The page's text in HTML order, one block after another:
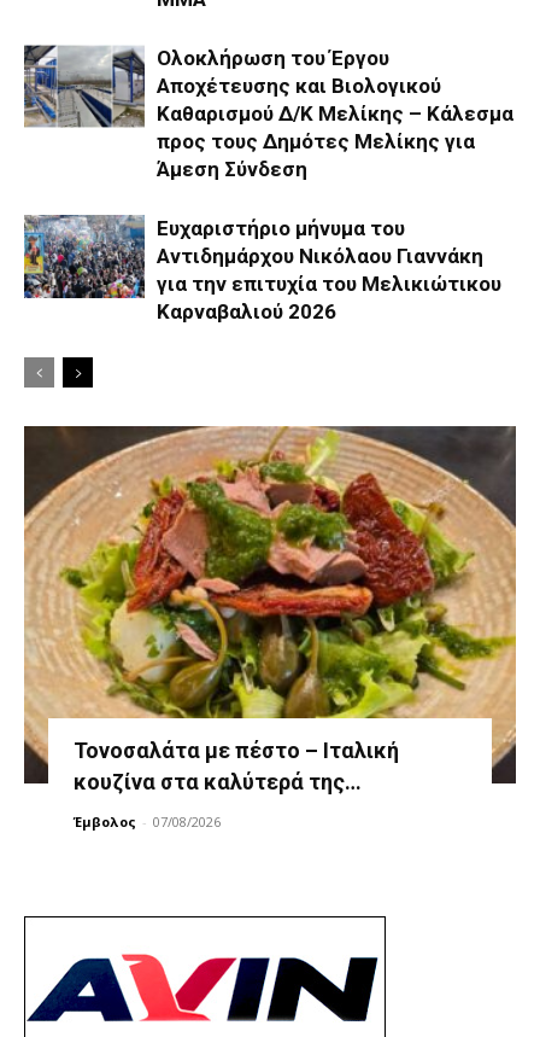
Ολοκλήρωση του Έργου
Αποχέτευσης και Βιολογικού
Καθαρισμού Δ/Κ Μελίκης – Κάλεσμα
προς τους Δημότες Μελίκης για
Άμεση Σύνδεση
Ευχαριστήριο μήνυμα του
Αντιδημάρχου Νικόλαου Γιαννάκη
για την επιτυχία του Μελικιώτικου
Καρναβαλιού 2026
Τονοσαλάτα με πέστο – Ιταλική
κουζίνα στα καλύτερά της…
Έμβολος - 07/08/2026